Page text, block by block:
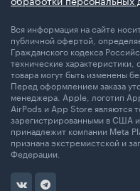
Вся информация на сайте
публичной офертой,
Гражданского кодекса
технические характеристики,
товара могут быть изменены
Перед оформлением заказа
менеджера. Apple, логотип
AirPods и App Store являются
зарегистрированными в США
принадлежит компании Meta
признана экстремистской и
Федерации.